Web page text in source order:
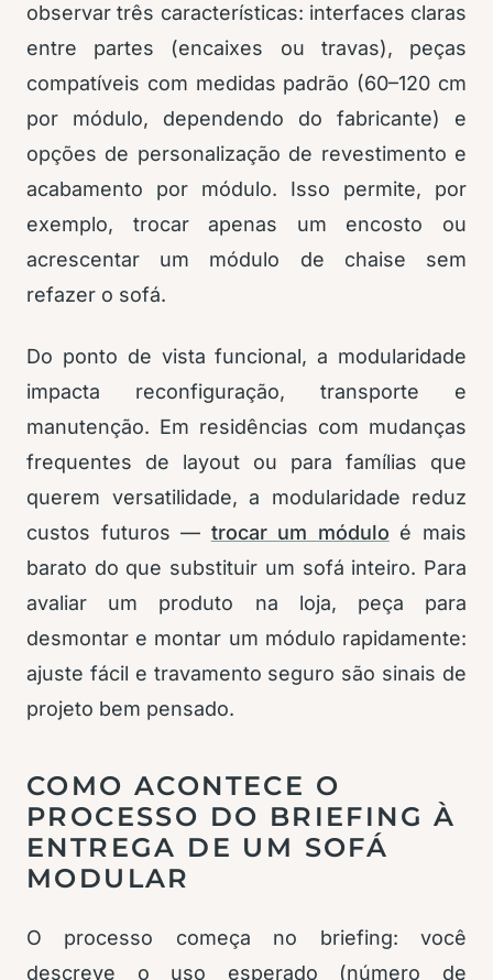
observar três características: interfaces claras
entre partes (encaixes ou travas), peças
compatíveis com medidas padrão (60–120 cm
por módulo, dependendo do fabricante) e
opções de personalização de revestimento e
acabamento por módulo. Isso permite, por
exemplo, trocar apenas um encosto ou
acrescentar um módulo de chaise sem
refazer o sofá.
Do ponto de vista funcional, a modularidade
impacta reconfiguração, transporte e
manutenção. Em residências com mudanças
frequentes de layout ou para famílias que
querem versatilidade, a modularidade reduz
custos futuros — trocar um módulo é mais
barato do que substituir um sofá inteiro. Para
avaliar um produto na loja, peça para
desmontar e montar um módulo rapidamente:
ajuste fácil e travamento seguro são sinais de
projeto bem pensado.
COMO ACONTECE O
PROCESSO DO BRIEFING À
ENTREGA DE UM SOFÁ
MODULAR
O processo começa no briefing: você
descreve o uso esperado (número de